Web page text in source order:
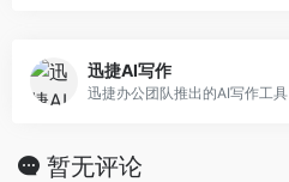
迅捷AI写作
迅捷办公团队推出的AI写作工具
暂无评论